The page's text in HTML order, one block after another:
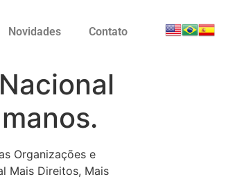
Novidades Contato
Organizações e
Mais Direitos, Mais